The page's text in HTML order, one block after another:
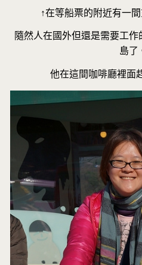
↑在等船票的附近有一
隨然人在國外但還是需要工
島了
他在這間咖啡廳裡面